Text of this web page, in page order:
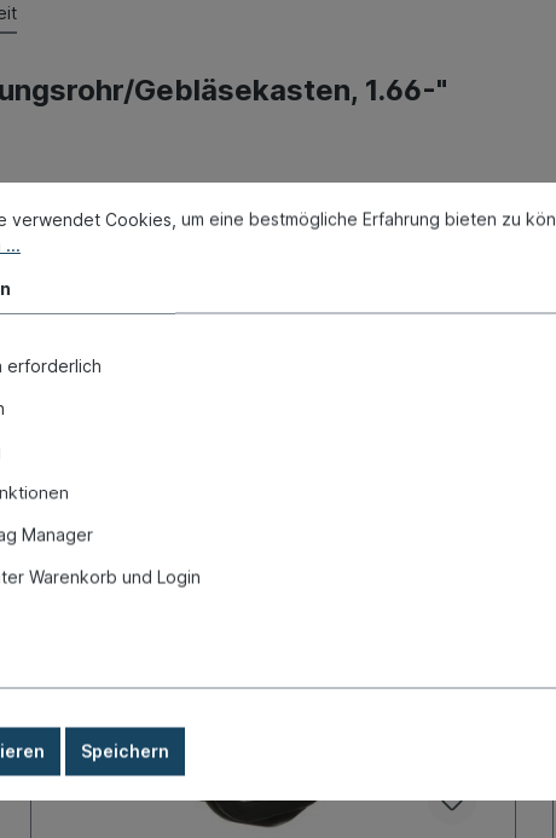
Gebläsekasten, 1.66-"
verwendet Cookies, um eine bestmögliche Erfahrung bieten zu
...
erforderlich
Manager
Warenkorb und Login
Speichern